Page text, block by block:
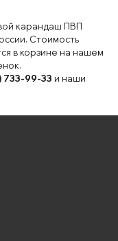
карандаш ПВП
Стоимость
в корзине на нашем
733-99-33 и наши